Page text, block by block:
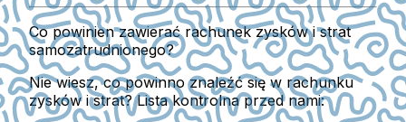
Co powinien zawierać rachunek zysków i strat
samozatrudnionego?
Nie wiesz, co powinno znaleźć się w rachunku
zysków i strat? Lista kontrolna przed nami: